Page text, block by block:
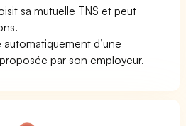
sa mutuelle TNS et peut
d’une
par son employeur.